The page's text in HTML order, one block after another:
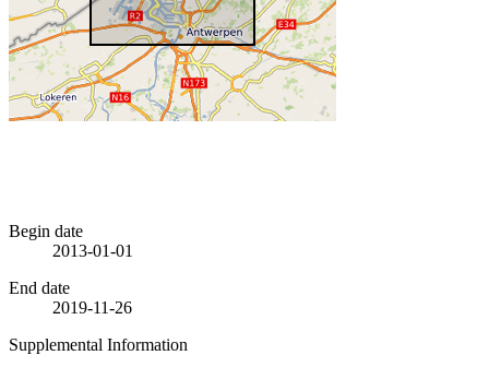
Begin date
2013-01-01
End date
2019-11-26
Supplemental Information